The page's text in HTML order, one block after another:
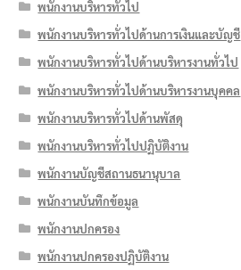
พนักงานบริหารทั่วไป
พนักงานบริหารทั่วไปด้านการเงินและบัญชี
พนักงานบริหารทั่วไปด้านบริหารงานทั่วไป
พนักงานบริหารทั่วไปด้านบริหารงานบุคคล
พนักงานบริหารทั่วไปด้านพัสดุ
พนักงานบริหารทั่วไปปฏิบัติงาน
พนักงานบัญชีสถานธนานุบาล
พนักงานบันทึกข้อมูล
พนักงานปกครอง
พนักงานปกครองปฏิบัติงาน